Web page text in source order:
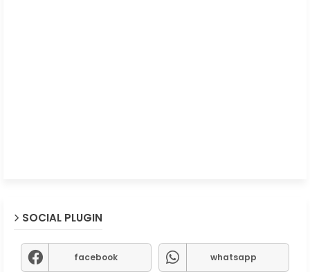
SOCIAL PLUGIN
facebook whatsapp